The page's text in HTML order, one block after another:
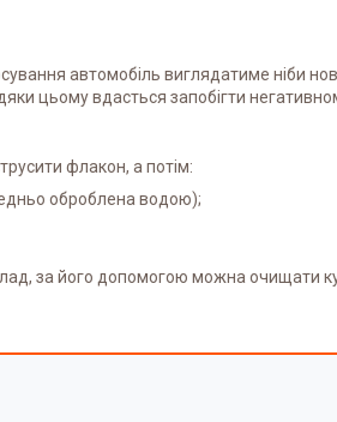
автомобіль виглядатиме ніби
цьому вдасться запобігти
флакон, а потім:
оброблена водою);
за його допомогою можна очищати